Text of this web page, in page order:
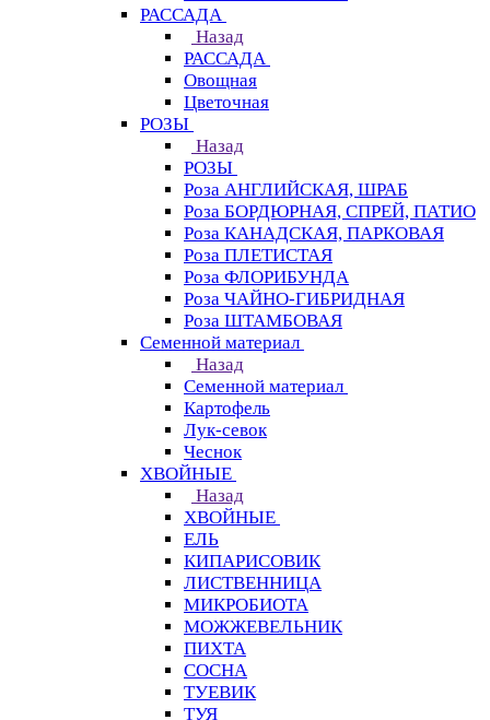
РАССАДА
Назад
РАССАДА
Овощная
Цветочная
РОЗЫ
Назад
РОЗЫ
Роза АНГЛИЙСКАЯ, ШРАБ
Роза БОРДЮРНАЯ, СПРЕЙ, ПАТИО
Роза КАНАДСКАЯ, ПАРКОВАЯ
Роза ПЛЕТИСТАЯ
Роза ФЛОРИБУНДА
Роза ЧАЙНО-ГИБРИДНАЯ
Роза ШТАМБОВАЯ
Семенной материал
Назад
Семенной материал
Картофель
Лук-севок
Чеснок
ХВОЙНЫЕ
Назад
ХВОЙНЫЕ
ЕЛЬ
КИПАРИСОВИК
ЛИСТВЕННИЦА
МИКРОБИОТА
МОЖЖЕВЕЛЬНИК
ПИХТА
СОСНА
ТУЕВИК
ТУЯ